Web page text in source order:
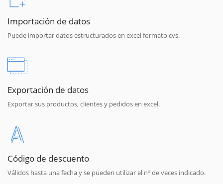
Importación de datos
Puede importar datos estructurados en excel formato cvs.
Exportación de datos
Exportar sus productos, clientes y pedidos en excel.
Código de descuento
Válidos hasta una fecha y se pueden utilizar el nº de veces indicado.